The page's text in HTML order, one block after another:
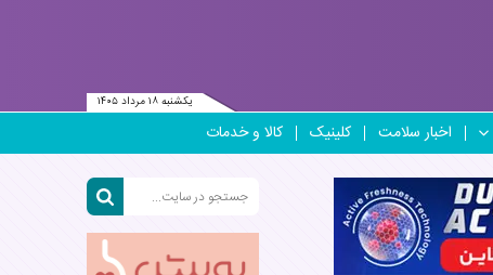
یکشنبه ۱۸ مرداد ۱۴۰۵
اخبار سلامت کلینیک کالا و خدمات